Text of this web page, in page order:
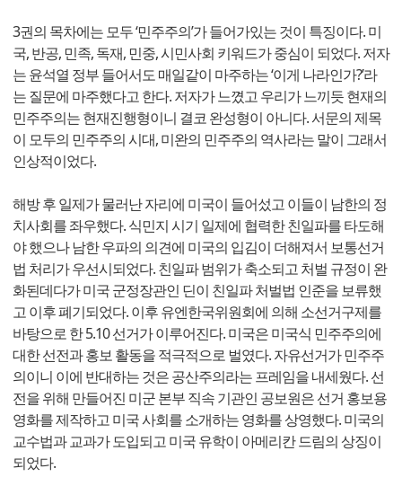
3권의 목차에는 모두 ‘민주주의’가 들어가있는 것이 특징이다. 미
국, 반공, 민족, 독재, 민중, 시민사회 키워드가 중심이 되었다. 저자
는 윤석열 정부 들어서도 매일같이 마주하는 ‘이게 나라인가?’라
는 질문에 마주했다고 한다. 저자가 느꼈고 우리가 느끼듯 현재의
민주주의는 현재진행형이니 결코 완성형이 아니다. 서문의 제목
이 모두의 민주주의 시대, 미완의 민주주의 역사라는 말이 그래서
인상적이었다.
해방 후 일제가 물러난 자리에 미국이 들어섰고 이들이 남한의 정
치사회를 좌우했다. 식민지 시기 일제에 협력한 친일파를 타도해
야 했으나 남한 우파의 의견에 미국의 입김이 더해져서 보통선거
법 처리가 우선시되었다. 친일파 범위가 축소되고 처벌 규정이 완
화된데다가 미국 군정장관인 딘이 친일파 처벌법 인준을 보류했
고 이후 폐기되었다. 이후 유엔한국위원회에 의해 소선거구제를
바탕으로 한 5.10 선거가 이루어진다. 미국은 미국식 민주주의에
대한 선전과 홍보 활동을 적극적으로 벌였다. 자유선거가 민주주
의이니 이에 반대하는 것은 공산주의라는 프레임을 내세웠다. 선
전을 위해 만들어진 미군 본부 직속 기관인 공보원은 선거 홍보용
영화를 제작하고 미국 사회를 소개하는 영화를 상영했다. 미국의
교수법과 교과가 도입되고 미국 유학이 아메리칸 드림의 상징이
되었다.